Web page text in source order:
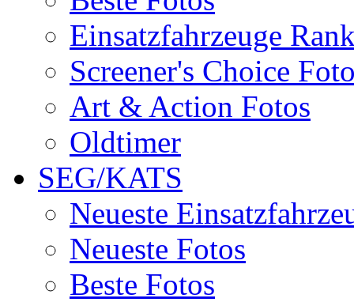
Einsatzfahrzeuge
Screener's Choice
Art & Action Fotos
Oldtimer
SEG/KATS
Neueste
Neueste Fotos
Beste Fotos